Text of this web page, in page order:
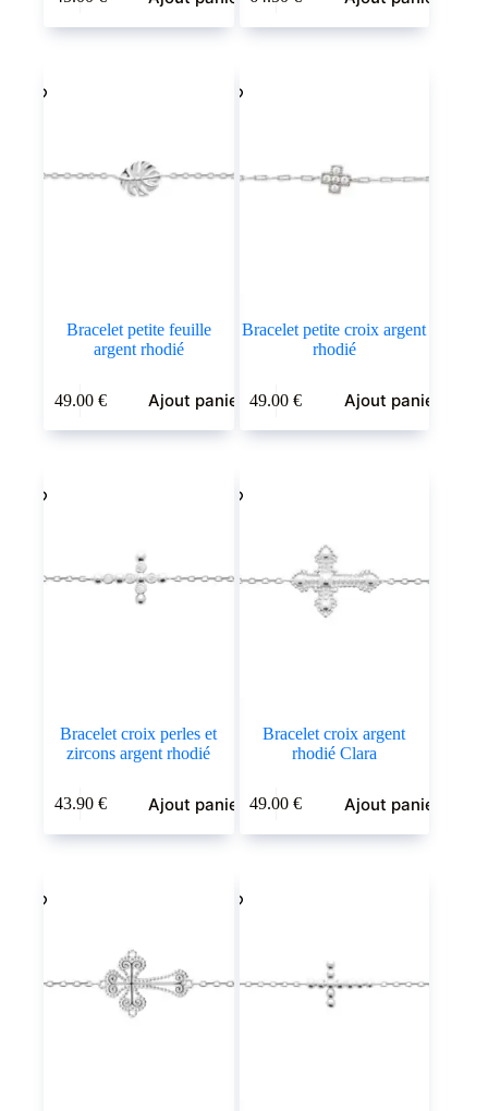
Bracelet petite feuille
argent rhodié
49.00 € Ajout panier
Bracelet petite croix argent
rhodié
49.00€ Ajout panier
Bracelet croix perles et
zircons argent rhodié
43.90 € Ajout panier
Bracelet croix argent
rhodié Clara
49.00€ Ajout panier